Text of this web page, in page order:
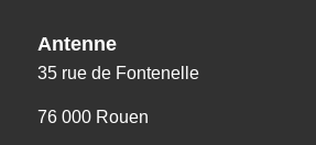
Antenne
35 rue de Fontenelle
76 000 Rouen